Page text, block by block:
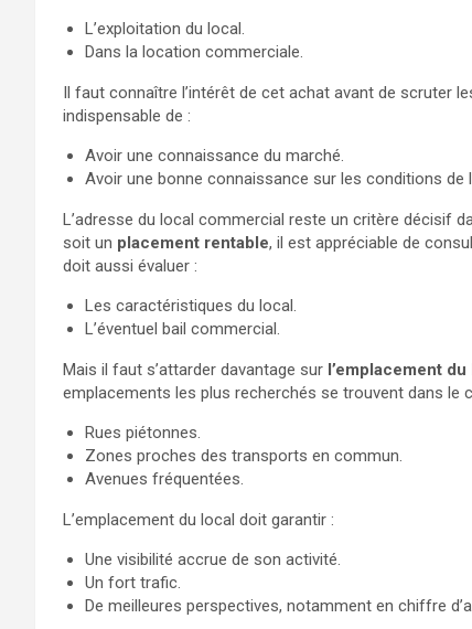
L’exploitation du local.
Dans la location commerciale.
Il faut connaître l’intérêt de cet achat avant de scruter
indispensable de :
Avoir une connaissance du marché.
Avoir une bonne connaissance sur les conditions de
L’adresse du local commercial reste un critère décisif
soit un placement rentable, il est appréciable de
doit aussi évaluer :
Les caractéristiques du local.
L’éventuel bail commercial.
Mais il faut s’attarder davantage sur l’emplacement
emplacements les plus recherchés se trouvent dans le
Rues piétonnes.
Zones proches des transports en commun.
Avenues fréquentées.
L’emplacement du local doit garantir :
Une visibilité accrue de son activité.
Un fort trafic.
De meilleures perspectives, notamment en chiffre